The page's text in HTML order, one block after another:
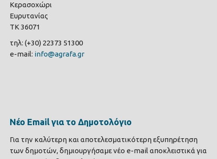
Κερασοχώρι
Ευρυτανίας
ΤΚ 36071
τηλ: (+30) 22373 51300
e-mail: info@agrafa.gr
Νέο Email για το Δημοτολόγιο
Για την καλύτερη και αποτελεσματικότερη εξυπηρέτηση
των δημοτών, δημιουργήσαμε νέο e-mail αποκλειστικά για